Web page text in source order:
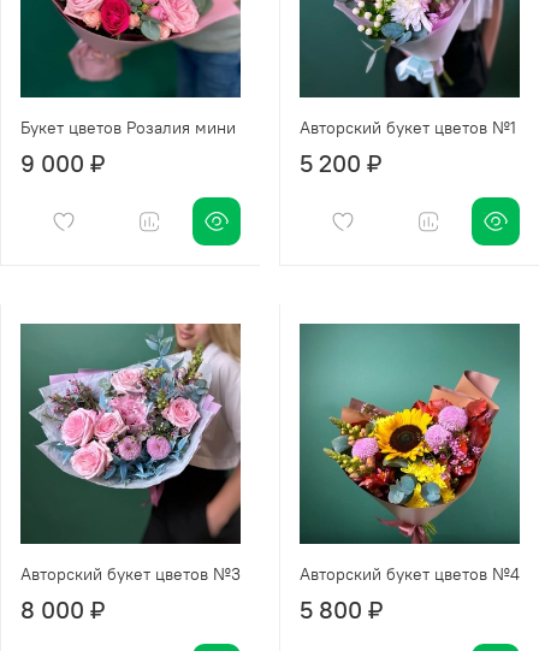
Букет цветов Розалия мини
9 000 ₽
Авторский букет цветов №1
5 200 ₽
Авторский букет цветов №3
8 000 ₽
Авторский букет цветов №4
5 800 ₽